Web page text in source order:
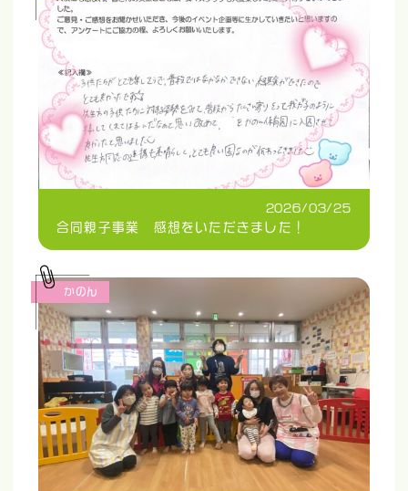
2026/03/25
合同親子事業 感想をいただきました！
かのん